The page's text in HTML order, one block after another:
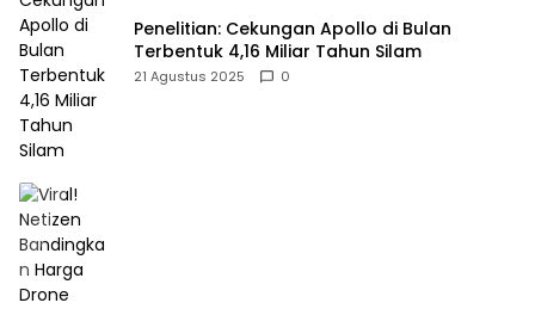
Penelitian: Cekungan Apollo di Bulan
Terbentuk 4,16 Miliar Tahun Silam
21 Agustus 2025 0